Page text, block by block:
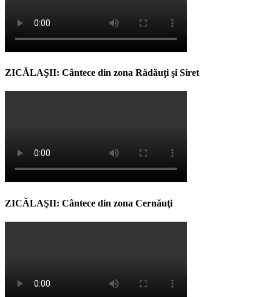
ZICĂLAŞII: Cântece din zona Rădăuţi şi Siret
ZICĂLAŞII: Cântece din zona Cernăuţi